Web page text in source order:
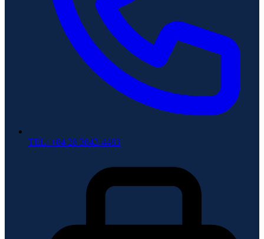
TEL: +84 28 3842-4483